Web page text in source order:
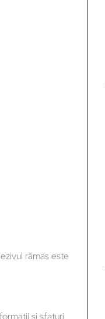
rămas este
şi sfaturi